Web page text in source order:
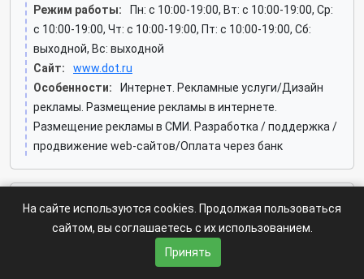
Режим работы:
Пн: c 10:00-19:00, Вт: c 10:00-19:00, Ср:
c 10:00-19:00, Чт: c 10:00-19:00, Пт: c 10:00-19:00, Сб:
выходной, Вс: выходной
Сайт:
www.dot.ru
Особенности:
Интернет. Рекламные услуги/Дизайн
рекламы. Размещение рекламы в интернете.
Размещение рекламы в СМИ. Разработка / поддержка /
продвижение web-сайтов/Оплата через банк
MultiTEC, рекламно-производственная
Пресненская Набережная, 6 ст2 (Пресненский
На сайте используются cookies. Продолжая пользоваться
сайтом, вы соглашаетесь с их использованием.
Принять